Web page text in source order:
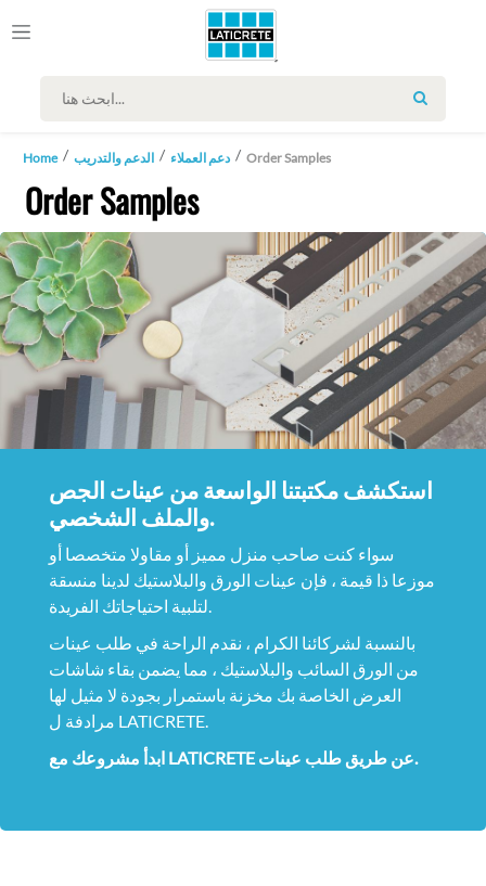
SEARCH
Home الدعم والتدريب دعم العملاء Order Samples
Order Samples
استكشف مكتبتنا الواسعة من عينات الجص
والملف الشخصي.
سواء كنت صاحب منزل مميز أو مقاولا متخصصا أو
موزعا ذا قيمة ، فإن عينات الورق والبلاستيك لدينا منسقة
لتلبية احتياجاتك الفريدة.
بالنسبة لشركائنا الكرام ، نقدم الراحة في طلب عينات
من الورق السائب والبلاستيك ، مما يضمن بقاء شاشات
العرض الخاصة بك مخزنة باستمرار بجودة لا مثيل لها
مرادفة ل LATICRETE.
ابدأ مشروعك مع LATICRETE عن طريق طلب عينات.